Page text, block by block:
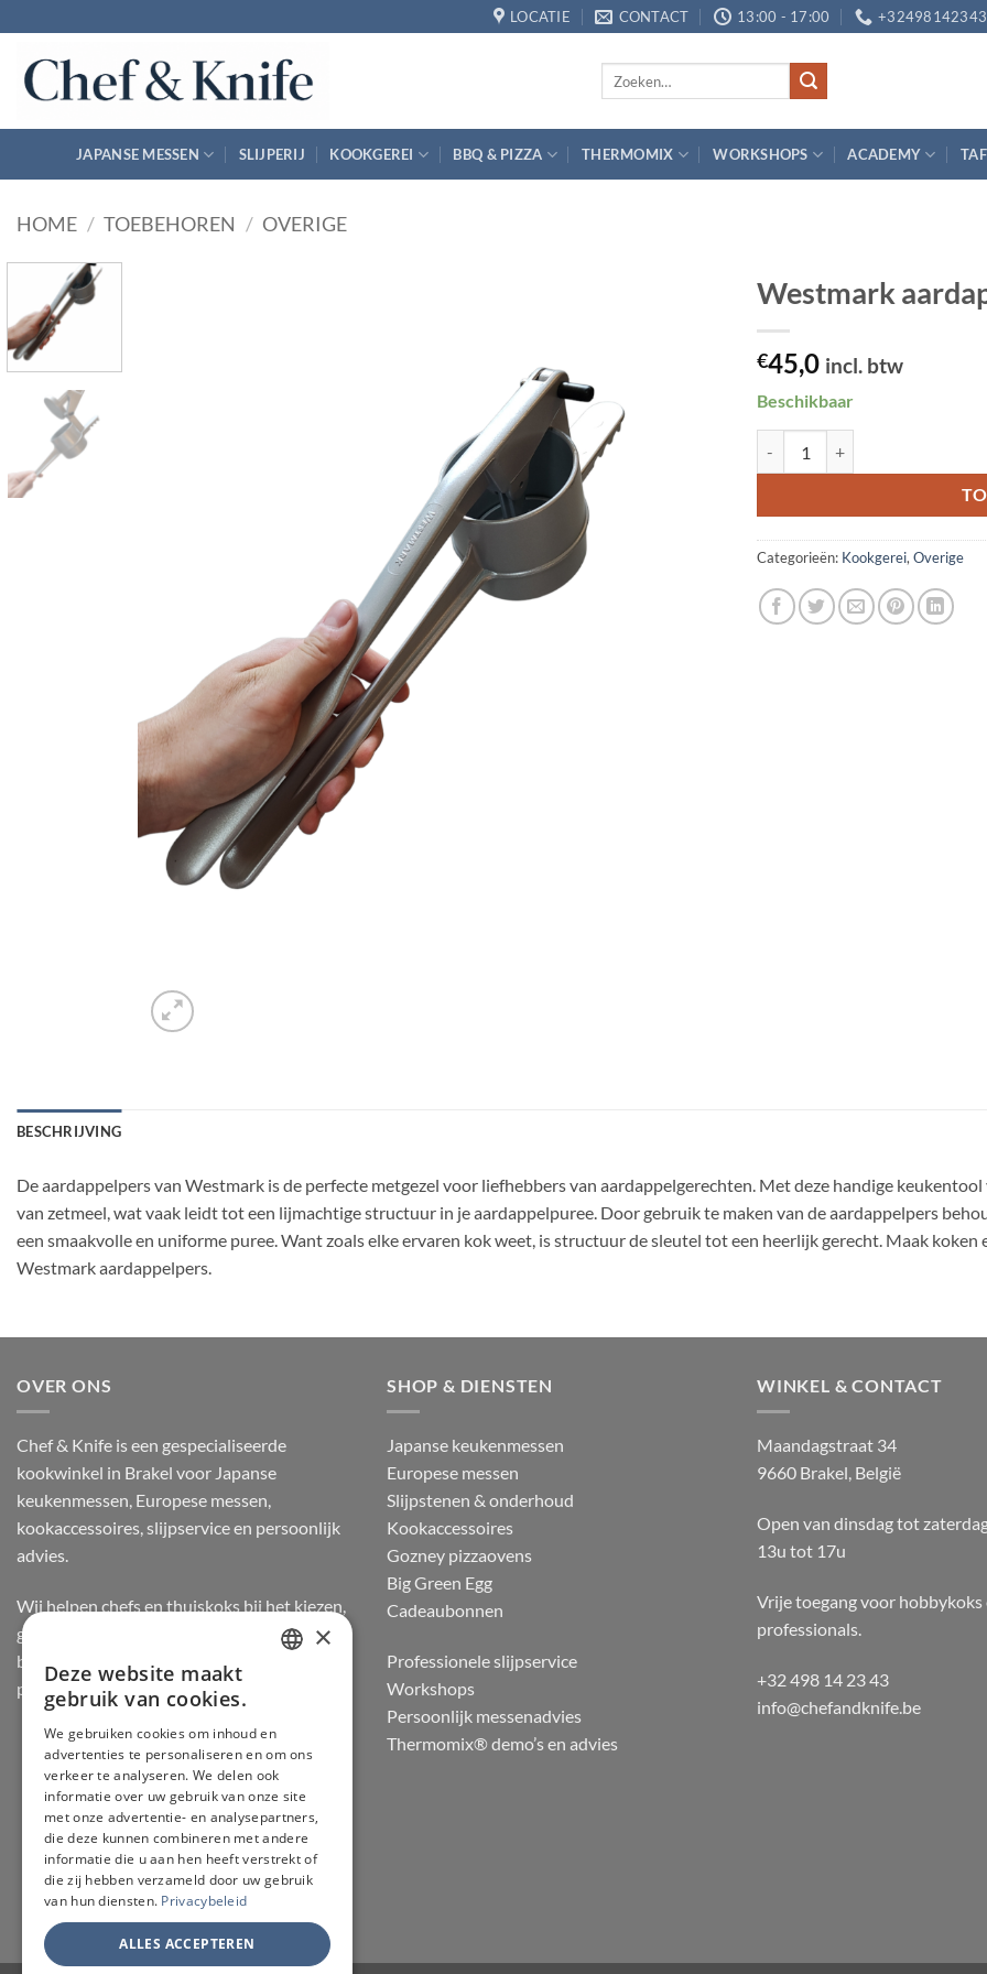
naar
inhoud
LOCATIE CONTACT 13:00 - 17:00 +32498142343
JAPANSE MESSEN SLIJPERIJ KOOKGEREI BBQ & PIZZA THERMOMIX WORKSHOPS ACADEMY
HOME / TOEBEHOREN / OVERIGE
Westmark
€45,0 incl. btw
Beschikbaar
Categorieën: Kookgerei, Overige
BESCHRIJVING
De aardappelpers van Westmark is de perfecte metgezel voor liefhebbers van aardappelgerechten. Met deze handige
van zetmeel, wat vaak leidt tot een lijmachtige structuur in je aardappelpuree. Door gebruik te maken van de aardappelpers
een smaakvolle en uniforme puree. Want zoals elke ervaren kok weet, is structuur de sleutel tot een heerlijk gerecht. Maak
Westmark aardappelpers.
OVER ONS
Chef & Knife is een gespecialiseerde
kookwinkel in Brakel voor Japanse
keukenmessen, Europese messen,
kookaccessoires, slijpservice en persoonlijk
advies.
Wij helpen chefs en thuiskoks bij het kiezen,
gebruiken en onderhouden van messen, op
basis van staalsoort, balans, snijgevoel en
praktijkervaring.
SHOP & DIENSTEN
Japanse keukenmessen
Europese messen
Slijpstenen & onderhoud
Kookaccessoires
Gozney pizzaovens
Big Green Egg
Cadeaubonnen
Professionele slijpservice
Workshops
Persoonlijk messenadvies
Thermomix® demo’s en advies
WINKEL & CONTACT
Maandagstraat 34
9660 Brakel, België
Open van dinsdag tot
13u tot 17u
Vrije toegang voor hobbykoks
professionals.
+32 498 14 23 43
info@chefandknife.be
GERMAN
ENGLISH
×
Deze website maakt
gebruik van cookies.
We gebruiken cookies om inhoud en
advertenties te personaliseren en om ons
verkeer te analyseren. We delen ook
informatie over uw gebruik van onze site
met onze advertentie- en analysepartners,
die deze kunnen combineren met andere
informatie die u aan hen heeft verstrekt of
die zij hebben verzameld door uw gebruik
van hun diensten. Privacybeleid
ALLES ACCEPTEREN